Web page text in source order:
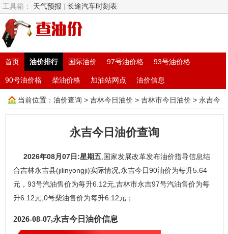
首页 油价排行 国际油价 97号油价格 93号油价格
90号油价格 柴油价格 加油站网点 油价信息
工具箱： 天气预报 长途汽车时刻表
当前位置： 油价查询 > 吉林今日油价 > 吉林市今日油价 > 永吉今
永吉今日油价查询
2026年08月07日:星期五 ,国家发展改革发布油价指导信息结
合吉林永吉县(jilinyongji)实际情况,永吉今日90油价为每升5.64
元，93号汽油售价为每升6.12元,吉林市永吉97号汽油售价为每
升6.12元,0号柴油售价为每升6.12元；
2026-08-07,永吉今日油价信息